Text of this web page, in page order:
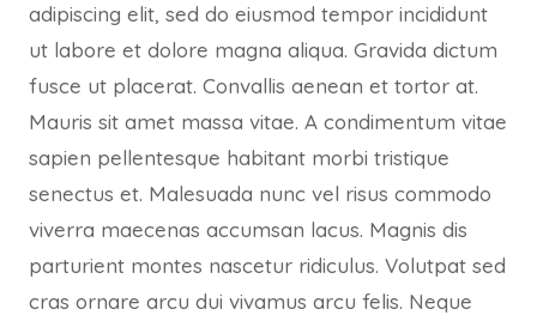
adipiscing elit, sed do eiusmod tempor incididunt
ut labore et dolore magna aliqua. Gravida dictum
fusce ut placerat. Convallis aenean et tortor at.
Mauris sit amet massa vitae. A condimentum vitae
sapien pellentesque habitant morbi tristique
senectus et. Malesuada nunc vel risus commodo
viverra maecenas accumsan lacus. Magnis dis
parturient montes nascetur ridiculus. Volutpat sed
cras ornare arcu dui vivamus arcu felis. Neque